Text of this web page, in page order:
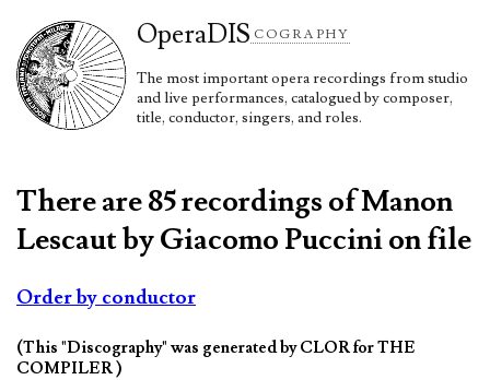
OperaDIS COGRAPHY
The most important opera recordings from studio
and live performances, catalogued by composer,
title, conductor, singers, and roles.
There are 85 recordings of Manon
Lescaut by Giacomo Puccini on file
Order by conductor
(This "Discography" was generated by CLOR for THE
COMPILER )